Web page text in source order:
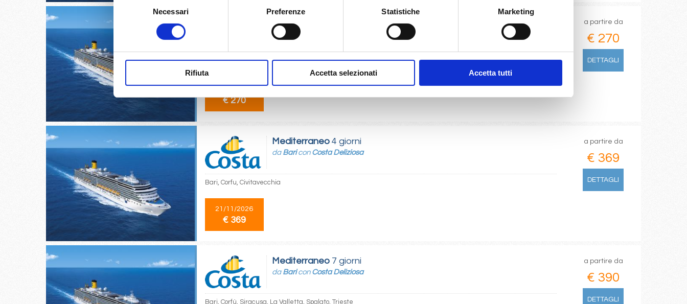
Necessari Preferenze Statistiche Marketing
Rifiuta Accetta selezionati Accetta tutti
Mediterraneo
da Bari con
Bari, Kotor, Spalato, Trieste, Bari
€ 270
a partire da
€ 270
DETTAGLI
Mediterraneo 4 giorni
da Baricon Costa Deliziosa
Bari, Corfu, Civitavecchia
21/11/2026
€ 369
a partire da
€ 369
DETTAGLI
Mediterraneo 7 giorni
da Baricon Costa Deliziosa
Bari, Corfù, Siracusa, La Valletta, Spalato, Trieste
a partire da
€ 390
DETTAGLI